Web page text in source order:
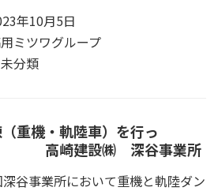
年10月5日
ミツワグループ
未分類
重機・軌陸車）を行っ
建設㈱ 深谷事業所
谷事業所において重機と軌陸ダン